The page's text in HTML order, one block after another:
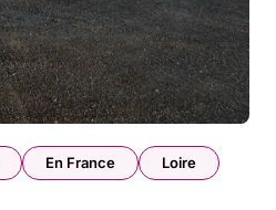
En France
Loire